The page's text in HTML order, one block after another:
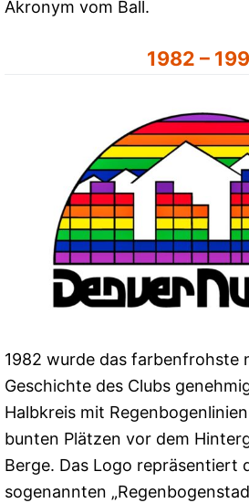
Akronym vom Ball.
1982 –
1982 wurde das farbenfrohste
Geschichte des Clubs
Halbkreis mit
bunten Plätzen vor dem
Berge. Das Logo repräsentiert
sogenannten